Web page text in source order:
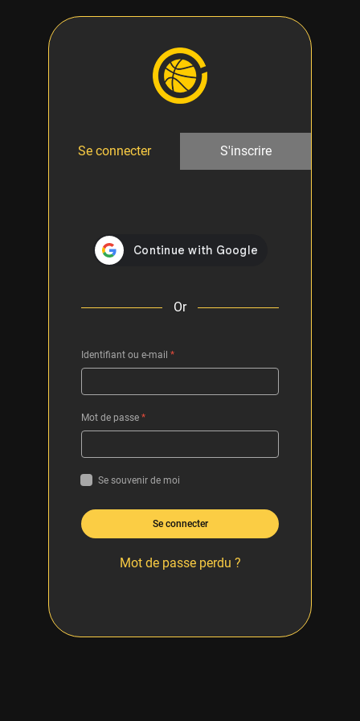
Se connecter S'inscrire
Or
Identifiant ou e-mail *
Mot de passe *
Se souvenir de moi
Se connecter
Mot de passe perdu ?